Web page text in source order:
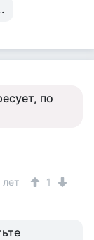
по
лет 1